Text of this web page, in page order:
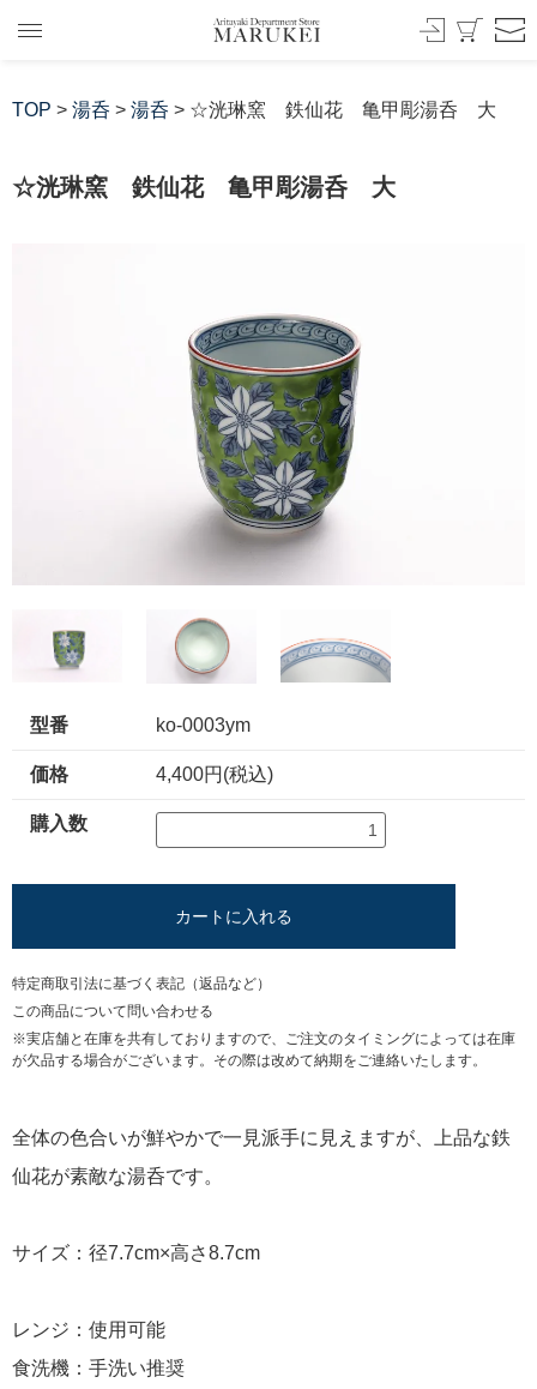
TOP > 湯呑 > 湯呑 > ☆洸琳窯 鉄仙花 亀甲彫湯呑 大
☆洸琳窯 鉄仙花 亀甲彫湯呑 大
型番 ko-0003ym
価格 4,400円(税込)
購入数
カートに入れる
特定商取引法に基づく表記（返品など）
この商品について問い合わせる
※実店舗と在庫を共有しておりますので、ご注文のタイミングによっては在庫
が欠品する場合がございます。その際は改めて納期をご連絡いたします。
全体の色合いが鮮やかで一見派手に見えますが、上品な鉄
仙花が素敵な湯呑です。
サイズ：径7.7cm×高さ8.7cm
レンジ：使用可能
食洗機：手洗い推奨